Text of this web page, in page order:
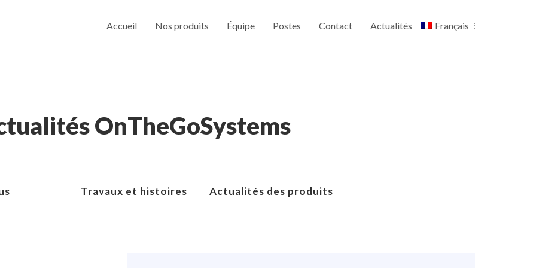
Accueil Nos produits Équipe Postes Contact Actualités Français
OnTheGoSystems
Travaux et histoires Actualités des produits